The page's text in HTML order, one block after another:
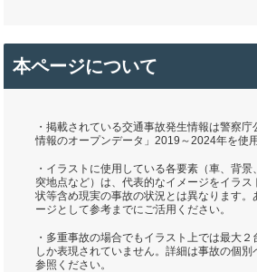
本ページについて
・掲載されている交通事故発生情報は警察
情報のオープンデータ」2019～2024年を使
・イラストに使用している各要素（車、背
突地点など）は、代表的なイメージをイラ
状等含め現実の事故の状況とは異なります。
ージとして参考までにご活用ください。
・多重事故の場合でもイラスト上では最大
しか表現されていません。詳細は事故の個
参照ください。